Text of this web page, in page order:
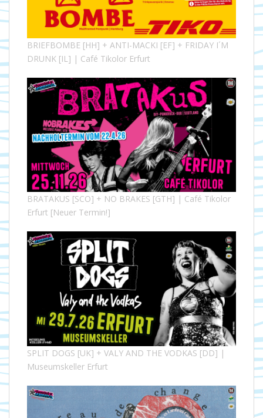
BRIEFBOMBE [HH] + ANTI-MACKI [EF] + FRIDAY I´M
DRUNK [IL] | Café Tikolor Erfurt
BRATAKUS [SCO] + NO BRAKES [GTH] | Café Tikolor
Erfurt [Neuer Termin!]
SPLIT DOGS [UK] + VALY AND THE VODKAS [DD] |
Museumskeller Erfurt